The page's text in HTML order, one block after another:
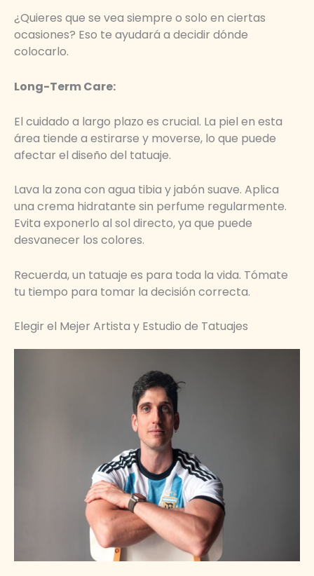
¿Quieres que se vea siempre o solo en ciertas
ocasiones? Eso te ayudará a decidir dónde
colocarlo.
Long-Term Care:
El cuidado a largo plazo es crucial. La piel en esta
área tiende a estirarse y moverse, lo que puede
afectar el diseño del tatuaje.
Lava la zona con agua tibia y jabón suave. Aplica
una crema hidratante sin perfume regularmente.
Evita exponerlo al sol directo, ya que puede
desvanecer los colores.
Recuerda, un tatuaje es para toda la vida. Tómate
tu tiempo para tomar la decisión correcta.
Elegir el Mejer Artista y Estudio de Tatuajes